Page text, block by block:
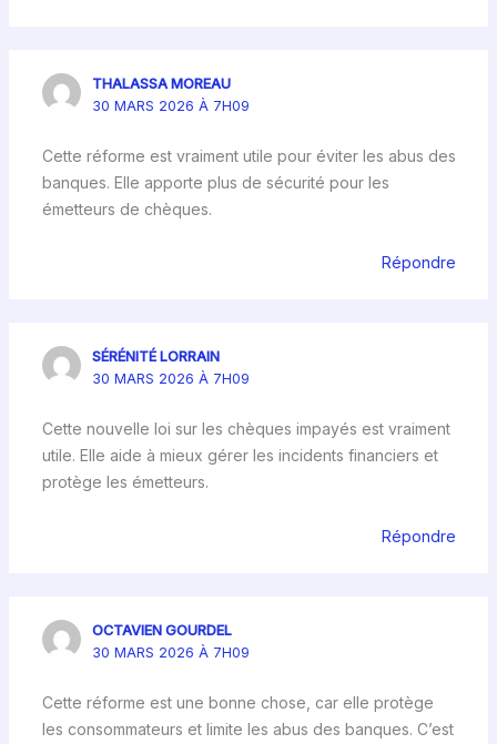
THALASSA MOREAU
30 MARS 2026 À 7H09
Cette réforme est vraiment utile pour éviter les abus des
banques. Elle apporte plus de sécurité pour les
émetteurs de chèques.
Répondre
SÉRÉNITÉ LORRAIN
30 MARS 2026 À 7H09
Cette nouvelle loi sur les chèques impayés est vraiment
utile. Elle aide à mieux gérer les incidents financiers et
protège les émetteurs.
Répondre
OCTAVIEN GOURDEL
30 MARS 2026 À 7H09
Cette réforme est une bonne chose, car elle protège
les consommateurs et limite les abus des banques. C’est